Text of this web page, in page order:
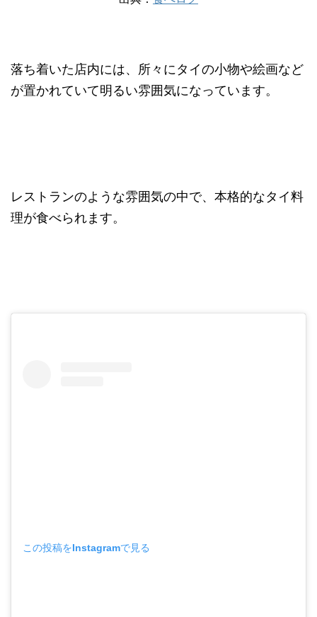
落ち着いた店内には、所々にタイの小物や絵画など
が置かれていて明るい雰囲気になっています。
レストランのような雰囲気の中で、本格的なタイ料
理が食べられます。
この投稿をInstagramで見る